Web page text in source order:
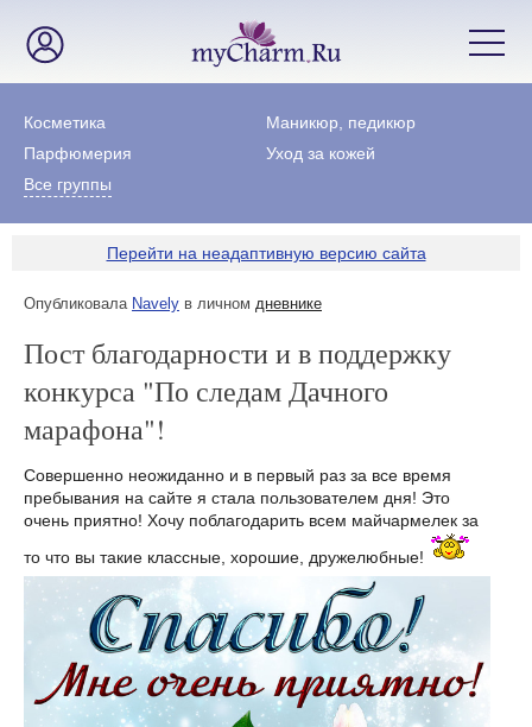
Косметика
Маникюр, педикюр
Парфюмерия
Уход за кожей
Все группы
Перейти на неадаптивную версию сайта
Опубликовала Navely в личном дневнике
Пост благодарности и в поддержку
конкурса "По следам Дачного
марафона"!
Совершенно неожиданно и в первый раз за все время
пребывания на сайте я стала пользователем дня! Это
очень приятно! Хочу поблагодарить всем майчармелек за
то что вы такие классные, хорошие, дружелюбные!